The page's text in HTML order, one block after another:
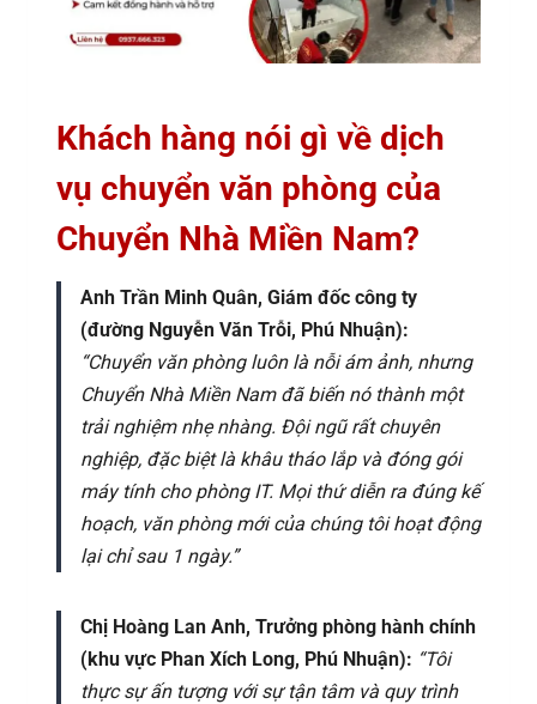
Khách hàng nói gì về dịch
vụ chuyển văn phòng của
Chuyển Nhà Miền Nam?
Anh Trần Minh Quân, Giám đốc công ty
(đường Nguyễn Văn Trỗi, Phú Nhuận):
“Chuyển văn phòng luôn là nỗi ám ảnh, nhưng
Chuyển Nhà Miền Nam đã biến nó thành một
trải nghiệm nhẹ nhàng. Đội ngũ rất chuyên
nghiệp, đặc biệt là khâu tháo lắp và đóng gói
máy tính cho phòng IT. Mọi thứ diễn ra đúng kế
hoạch, văn phòng mới của chúng tôi hoạt động
lại chỉ sau 1 ngày.”
Chị Hoàng Lan Anh, Trưởng phòng hành chính
(khu vực Phan Xích Long, Phú Nhuận): “Tôi
thực sự ấn tượng với sự tận tâm và quy trình